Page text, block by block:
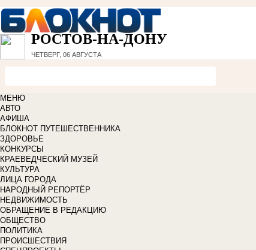
РОСТОВ-НА-ДОНУ
ЧЕТВЕРГ, 06 АВГУСТА
МЕНЮ
АВТО
АФИША
БЛОКНОТ ПУТЕШЕСТВЕННИКА
ЗДОРОВЬЕ
КОНКУРСЫ
КРАЕВЕДЧЕСКИЙ МУЗЕЙ
КУЛЬТУРА
ЛИЦА ГОРОДА
НАРОДНЫЙ РЕПОРТЁР
НЕДВИЖИМОСТЬ
ОБРАЩЕНИЕ В РЕДАКЦИЮ
ОБЩЕСТВО
ПОЛИТИКА
ПРОИСШЕСТВИЯ